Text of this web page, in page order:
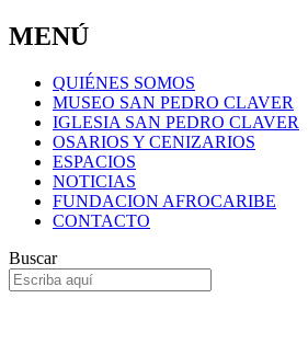
MENÚ
QUIÉNES SOMOS
MUSEO SAN PEDRO CLAVER
IGLESIA SAN PEDRO CLAVER
OSARIOS Y CENIZARIOS
ESPACIOS
NOTICIAS
FUNDACION AFROCARIBE
CONTACTO
Buscar